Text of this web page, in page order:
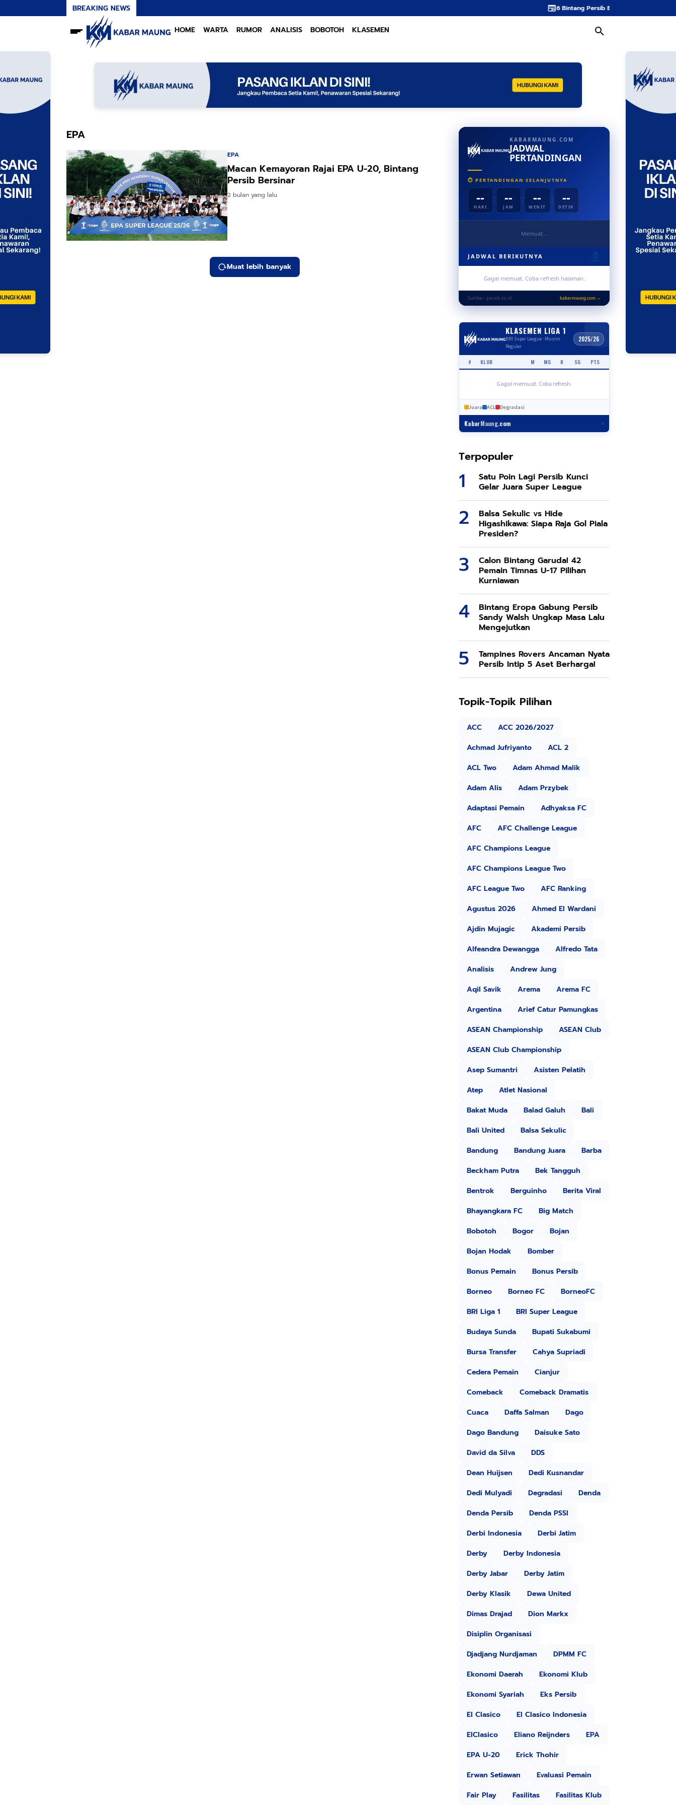
BREAKING NEWS 6 Bintang Persib Beraksi, Timnas Indonesia
HOME WARTA RUMOR ANALISIS BOBOTOH KLASEMEN
EPA
EPA
Macan Kemayoran Rajai EPA U-20, Bintang
Persib Bersinar
2 bulan yang lalu
Muat lebih banyak
KABARMAUNG.COM
JADWAL
PERTANDINGAN
⏱ PERTANDINGAN SELANJUTNYA
--
HARI
: --
JAM
: --
MENIT
: --
DETIK
Memuat...
JADWAL BERIKUTNYA
Gagal memuat. Coba refresh halaman.
Sumber: persib.co.id kabarmaung.com →
KLASEMEN LIGA 1
BRI Super League · Musim
Reguler
2025/26
# KLUB M MG K SG PTS
Gagal memuat. Coba refresh.
Juara ACL Degradasi
KabarMaung.com –
Terpopuler
Satu Poin Lagi Persib Kunci
Gelar Juara Super League
Balsa Sekulic vs Hide
Higashikawa: Siapa Raja Gol Piala
Presiden?
Calon Bintang Garuda! 42
Pemain Timnas U-17 Pilihan
Kurniawan
Bintang Eropa Gabung Persib
Sandy Walsh Ungkap Masa Lalu
Mengejutkan
Tampines Rovers Ancaman Nyata
Persib Intip 5 Aset Berharga!
Topik-Topik Pilihan
ACC
ACC 2026/2027
Achmad Jufriyanto
ACL 2
ACL Two
Adam Ahmad Malik
Adam Alis
Adam Przybek
Adaptasi Pemain
Adhyaksa FC
AFC
AFC Challenge League
AFC Champions League
AFC Champions League Two
AFC League Two
AFC Ranking
Agustus 2026
Ahmed El Wardani
Ajdin Mujagic
Akademi Persib
Alfeandra Dewangga
Alfredo Tata
Analisis
Andrew Jung
Aqil Savik
Arema
Arema FC
Argentina
Arief Catur Pamungkas
ASEAN Championship
ASEAN Club
ASEAN Club Championship
Asep Sumantri
Asisten Pelatih
Atep
Atlet Nasional
Bakat Muda
Balad Galuh
Bali
Bali United
Balsa Sekulic
Bandung
Bandung Juara
Barba
Beckham Putra
Bek Tangguh
Bentrok
Berguinho
Berita Viral
Bhayangkara FC
Big Match
Bobotoh
Bogor
Bojan
Bojan Hodak
Bomber
Bonus Pemain
Bonus Persib
Borneo
Borneo FC
BorneoFC
BRI Liga 1
BRI Super League
Budaya Sunda
Bupati Sukabumi
Bursa Transfer
Cahya Supriadi
Cedera Pemain
Cianjur
Comeback
Comeback Dramatis
Cuaca
Daffa Salman
Dago
Dago Bandung
Daisuke Sato
David da Silva
DDS
Dean Huijsen
Dedi Kusnandar
Dedi Mulyadi
Degradasi
Denda
Denda Persib
Denda PSSI
Derbi Indonesia
Derbi Jatim
Derby
Derby Indonesia
Derby Jabar
Derby Jatim
Derby Klasik
Dewa United
Dimas Drajad
Dion Markx
Disiplin Organisasi
Djadjang Nurdjaman
DPMM FC
Ekonomi Daerah
Ekonomi Klub
Ekonomi Syariah
Eks Persib
El Clasico
El Clasico Indonesia
ElClasico
Eliano Reijnders
EPA
EPA U-20
Erick Thohir
Erwan Setiawan
Evaluasi Pemain
Fair Play
Fasilitas Fasilitas Klub